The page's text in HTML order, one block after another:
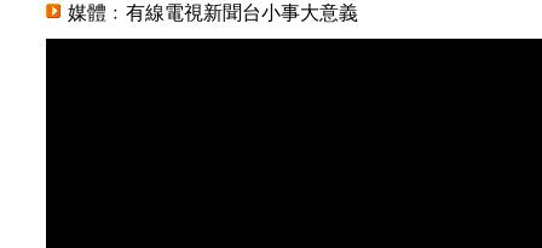
媒體﹕有線電視新聞台小事大意義